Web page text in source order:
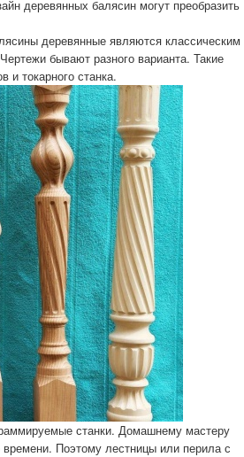
деревянных балясин могут преобразить
деревянные являются классическим
бывают разного варианта. Такие
токарного станка.
станки. Домашнему мастеру
Поэтому лестницы или перила с